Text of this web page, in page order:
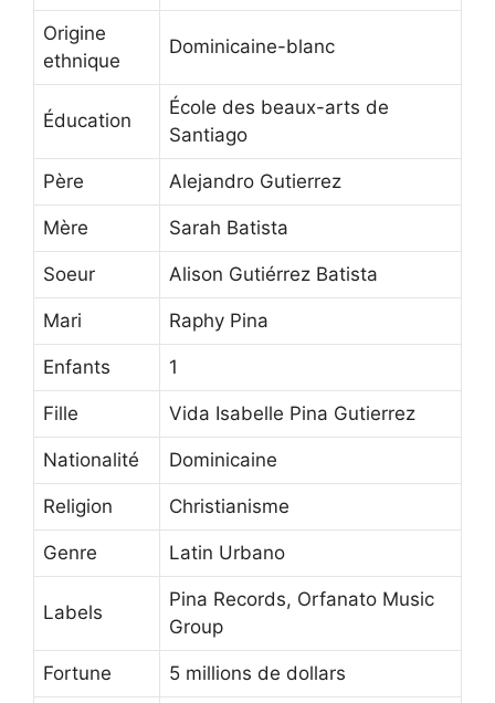
Origine
ethnique
Dominicaine-blanc
Éducation
École des beaux-arts de
Santiago
Père Alejandro Gutierrez
Mère Sarah Batista
Soeur Alison Gutiérrez Batista
Mari Raphy Pina
Enfants 1
Fille Vida Isabelle Pina Gutierrez
Nationalité Dominicaine
Religion Christianisme
Genre Latin Urbano
Labels
Pina Records, Orfanato Music
Group
Fortune 5 millions de dollars